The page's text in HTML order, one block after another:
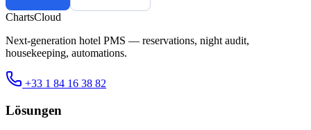
ChartsCloud
Next-generation hotel PMS — reservations, night audit,
housekeeping, automations.
+33 1 84 16 38 82
Lösungen